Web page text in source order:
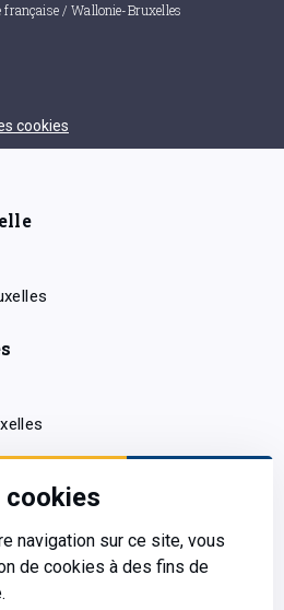
navigation sur ce site, vous
de cookies à des fins de
française / Wallonie-Bruxelles
cookies